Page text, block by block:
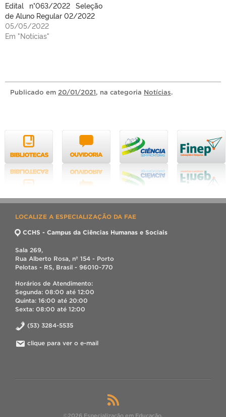
Edital n°063/2022 Seleção
de Aluno Regular 02/2022
05/05/2022
Em "Notícias"
Publicado em 20/01/2021, na categoria Notícias.
LOCALIZE A ESPECIALIZAÇÃO DA FAE
CCHS - Campus da Ciências Humanas e Sociais
Sala 269,
Rua Alberto Rosa, nº 154 - Porto
Pelotas - RS, Brasil - 96010-770
Horários de Atendimento:
Segunda: 08:00 até 12:00
Quinta: 16:00 até 20:00
Sexta: 08:00 até 12:00
(53) 3284-5535
clique para ver o e-mail
©2026 Especialização em Educação.